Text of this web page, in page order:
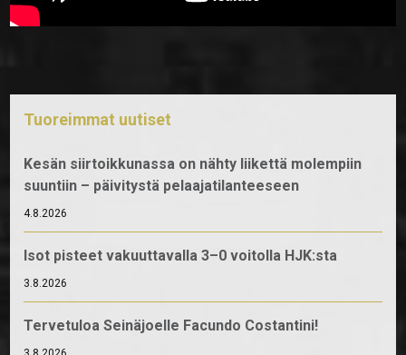
Tuoreimmat uutiset
Kesän siirtoikkunassa on nähty liikettä molempiin
suuntiin – päivitystä pelaajatilanteeseen
4.8.2026
Isot pisteet vakuuttavalla 3–0 voitolla HJK:sta
3.8.2026
Tervetuloa Seinäjoelle Facundo Costantini!